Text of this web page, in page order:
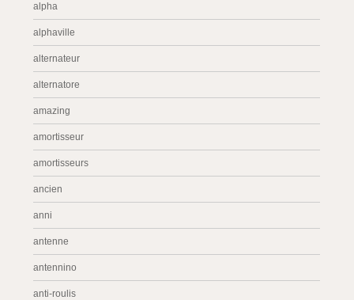
alpha
alphaville
alternateur
alternatore
amazing
amortisseur
amortisseurs
ancien
anni
antenne
antennino
anti-roulis